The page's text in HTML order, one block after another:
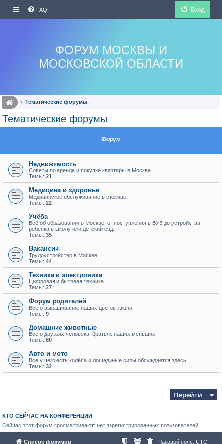
FAQ Вход
ФОРУМ МОСКВЫ И
МОСКОВСКОЙ ОБЛАСТИ
Тематические форумы
Тематические форумы
Форум
Недвижимость
Советы по аренде и покупке квартиры в Москве
Темы: 21
Медицина и здоровье
Медицинское обслуживание в столице
Темы: 22
Учёба
Всё об образовании в Москве: от поступления в ВУЗ до устройства
ребенка в школу или детский сад.
Темы: 35
Вакансии
Трудоустройство в Москве
Темы: 44
Техника и электроника
Цифровая и бытовая техника
Темы: 27
Форум родителей
Все о выращивание наших цветов жизни
Темы: 9
Домашние животные
Все о друзьях человека, братьях наших меньших
Темы: 80
Авто и мото
Все у чего есть колёса и лошадиные силы обсуждается здесь
Темы: 32
Перейти
КТО СЕЙЧАС НА КОНФЕРЕНЦИИ
Сейчас этот форум просматривают: нет зарегистрированных пользователей
Список форумов Часовой пояс: UTC